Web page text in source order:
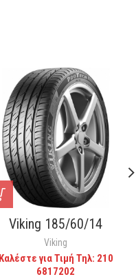
Viking 185/60/14
Viking
Καλέστε για Τιμή Τηλ: 210
6817202